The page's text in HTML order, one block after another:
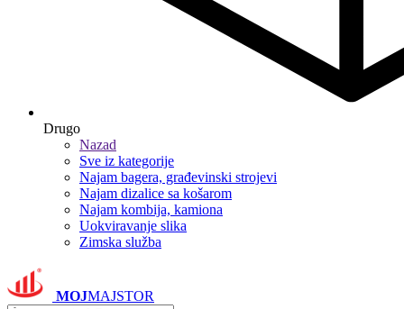
Drugo
Nazad
Sve iz kategorije
Najam bagera, građevinski strojevi
Najam dizalice sa košarom
Najam kombija, kamiona
Uokviravanje slika
Zimska služba
MOJMAJSTOR